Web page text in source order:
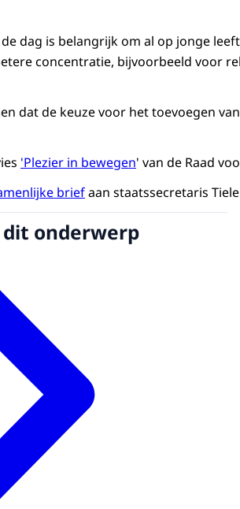
dag is belangrijk om al op jonge
concentratie, bijvoorbeeld voor
dat de keuze voor het toevoegen
'Plezier in bewegen' van de Raad
briefaan staatssecretaris
onderwerp